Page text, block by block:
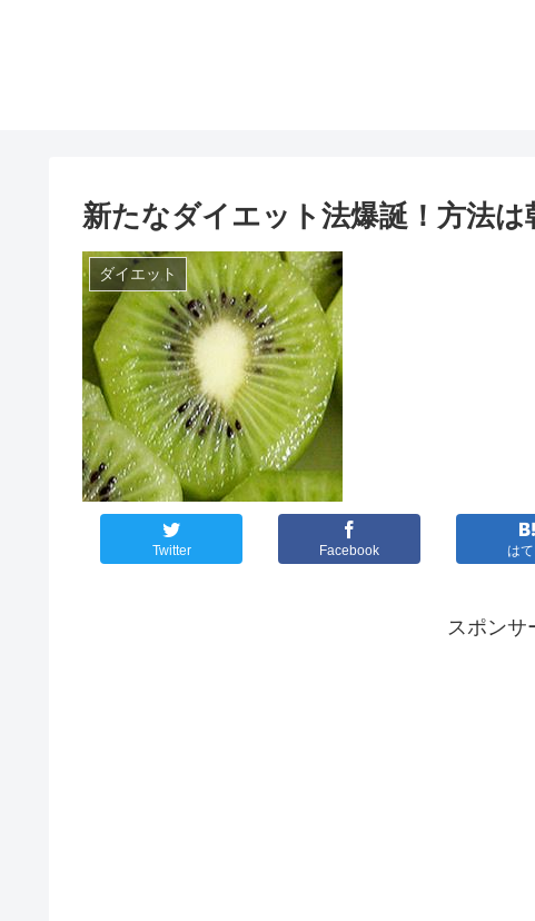
新たなダイエット法爆誕！方法
ダイエット
Twitter Facebook は
スポンサ